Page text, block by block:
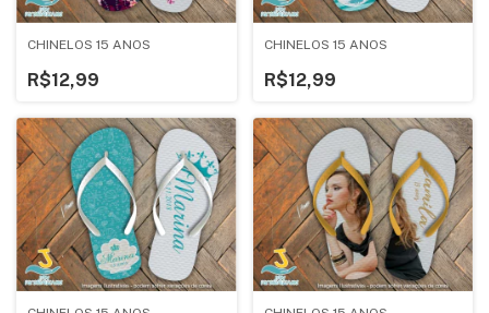
CHINELOS 15 ANOS
R$12,99
CHINELOS 15 ANOS
R$12,99